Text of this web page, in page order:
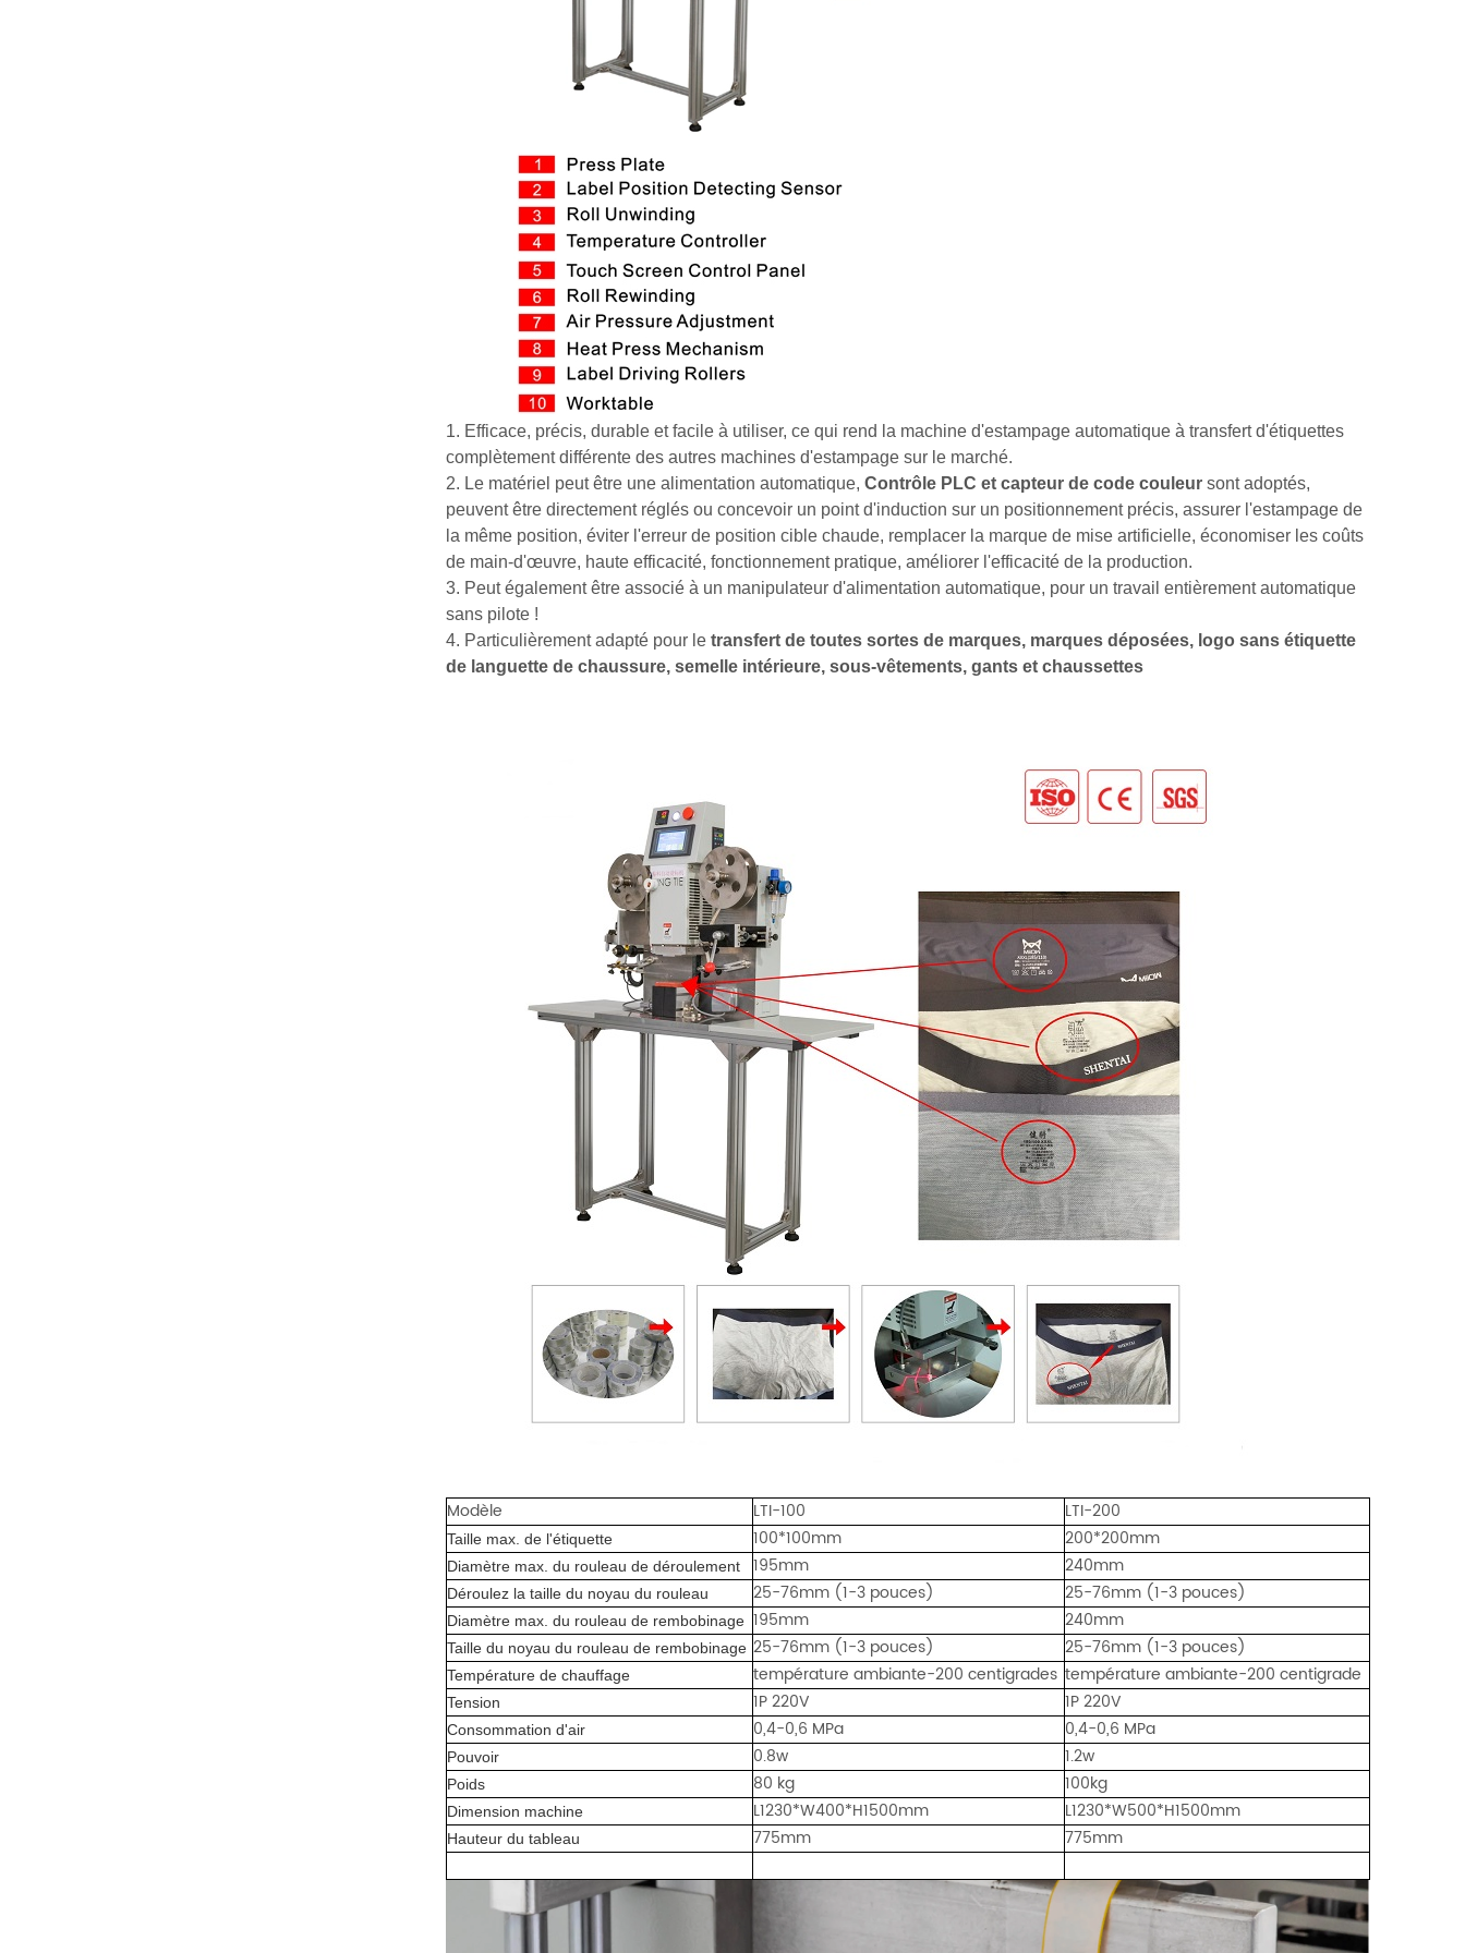
1. Efficace, précis, durable et facile à utiliser, ce qui rend la machine d'estampage automatique à transfert d'étiquettes
complètement différente des autres machines d'estampage sur le marché.
2. Le matériel peut être une alimentation automatique, Contrôle PLC et capteur de code couleur sont adoptés,
peuvent être directement réglés ou concevoir un point d'induction sur un positionnement précis, assurer l'estampage de
la même position, éviter l'erreur de position cible chaude, remplacer la marque de mise artificielle, économiser les coûts
de main-d'œuvre, haute efficacité, fonctionnement pratique, améliorer l'efficacité de la production.
3. Peut également être associé à un manipulateur d'alimentation automatique, pour un travail entièrement automatique
sans pilote !
4. Particulièrement adapté pour le transfert de toutes sortes de marques, marques déposées, logo sans étiquette
de languette de chaussure, semelle intérieure, sous-vêtements, gants et chaussettes
Modèle LTI-100 LTI-200
Taille max. de l'étiquette 100*100mm 200*200mm
Diamètre max. du rouleau de déroulement 195mm 240mm
Déroulez la taille du noyau du rouleau 25-76mm (1-3 pouces) 25-76mm (1-3 pouces)
Diamètre max. du rouleau de rembobinage 195mm 240mm
Taille du noyau du rouleau de rembobinage 25-76mm (1-3 pouces) 25-76mm (1-3 pouces)
Température de chauffage température ambiante-200 centigrades température ambiante-200 centigrade
Tension 1P 220V 1P 220V
Consommation d'air 0,4-0,6 MPa 0,4-0,6 MPa
Pouvoir 0.8w 1.2w
Poids 80 kg 100kg
Dimension machine L1230*W400*H1500mm L1230*W500*H1500mm
Hauteur du tableau 775mm 775mm